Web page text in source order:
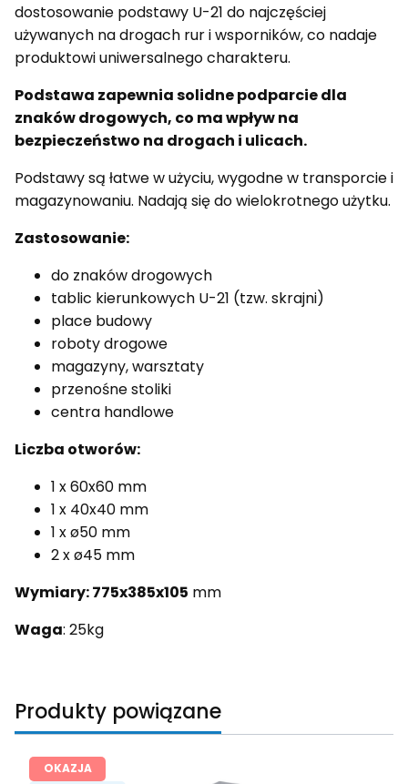
dostosowanie podstawy U-21 do najczęściej
używanych na drogach rur i wsporników, co nadaje
produktowi uniwersalnego charakteru.
Podstawa zapewnia solidne podparcie dla
znaków drogowych, co ma wpływ na
bezpieczeństwo na drogach i ulicach.
Podstawy są łatwe w użyciu, wygodne w transporcie i
magazynowaniu. Nadają się do wielokrotnego użytku.
Zastosowanie:
do znaków drogowych
tablic kierunkowych U-21 (tzw. skrajni)
place budowy
roboty drogowe
magazyny, warsztaty
przenośne stoliki
centra handlowe
Liczba otworów:
1 x 60x60 mm
1 x 40x40 mm
1 x ø50 mm
2 x ø45 mm
Wymiary: 775x385x105 mm
Waga: 25kg
Produkty powiązane
OKAZJA